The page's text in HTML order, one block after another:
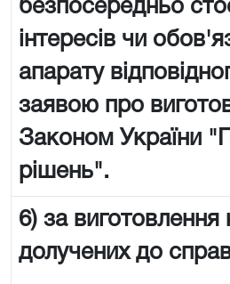
безпосередньо
інтересів чи
апарату
заявою про
Законом України
рішень".
6) за виготовлення
долучених до